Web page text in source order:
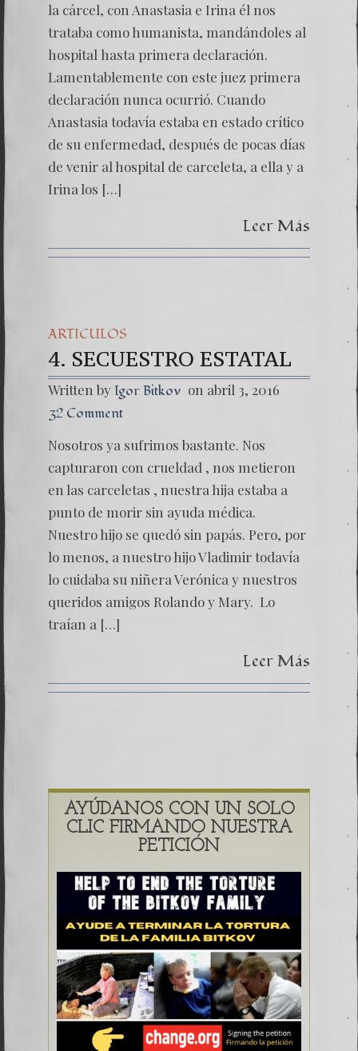
la cárcel, con Anastasia e Irina él nos
trataba como humanista, mandándoles al
hospital hasta primera declaración.
Lamentablemente con este juez primera
declaración nunca ocurrió. Cuando
Anastasia todavía estaba en estado crítico
de su enfermedad, después de pocas días
de venir al hospital de carceleta, a ella y a
Irina los […]
Leer Más
ARTICULOS
4. SECUESTRO ESTATAL
Written by Igor Bitkov on abril 3, 2016
32 Comment
Nosotros ya sufrimos bastante. Nos
capturaron con crueldad , nos metieron
en las carceletas , nuestra hija estaba a
punto de morir sin ayuda médica.
Nuestro hijo se quedó sin papás. Pero, por
lo menos, a nuestro hijo Vladimir todavía
lo cuidaba su niñera Verónica y nuestros
queridos amigos Rolando y Mary. Lo
traían a […]
Leer Más
AYÚDANOS CON UN SOLO
CLIC FIRMANDO NUESTRA
PETICIÓN